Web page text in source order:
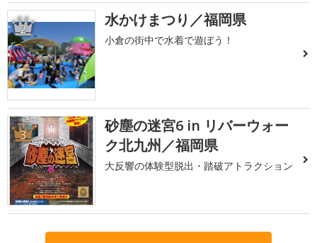
2 水かけまつり／福岡県
小倉の街中で水着で遊ぼう！
3
砂塵の迷宮6 in リバーウォー
ク北九州／福岡県
大反響の体験型脱出・踏破アトラクション